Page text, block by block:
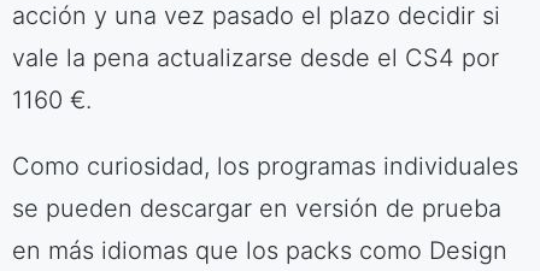
acción y una vez pasado el plazo decidir si
vale la pena actualizarse desde el CS4 por
1160 €.
Como curiosidad, los programas individuales
se pueden descargar en versión de prueba
en más idiomas que los packs como Design